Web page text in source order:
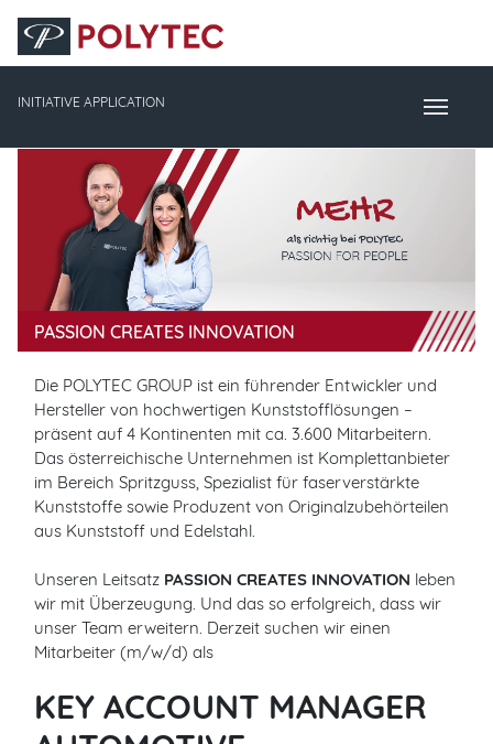
INITIATIVE APPLICATION
PASSION CREATES INNOVATION
Die POLYTEC GROUP ist ein führender Entwickler und
Hersteller von hochwertigen Kunststofflösungen –
präsent auf 4 Kontinenten mit ca. 3.600 Mitarbeitern.
Das österreichische Unternehmen ist Komplettanbieter
im Bereich Spritzguss, Spezialist für faserverstärkte
Kunststoffe sowie Produzent von Originalzubehörteilen
aus Kunststoff und Edelstahl.
Unseren Leitsatz PASSION CREATES INNOVATION leben
wir mit Überzeugung. Und das so erfolgreich, dass wir
unser Team erweitern. Derzeit suchen wir einen
Mitarbeiter (m/w/d) als
KEY ACCOUNT MANAGER